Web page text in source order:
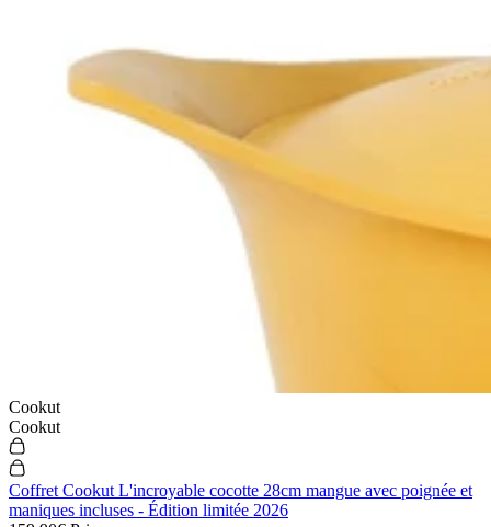
Cookut
Cookut
Coffret Cookut L'incroyable cocotte 28cm mangue avec poignée et
maniques incluses - Édition limitée 2026